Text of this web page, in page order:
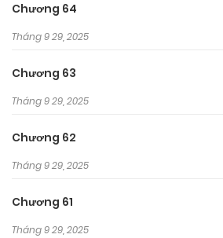
Chương 64
Tháng 9 29, 2025
Chương 63
Tháng 9 29, 2025
Chương 62
Tháng 9 29, 2025
Chương 61
Tháng 9 29, 2025